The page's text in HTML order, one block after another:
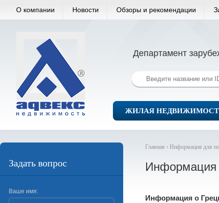
О компании Новости Обзоры и рекомендации
Департамент
ЖИЛАЯ
Главная › Информация для
Информация
Информация о
Задать вопрос
Ваше имя: